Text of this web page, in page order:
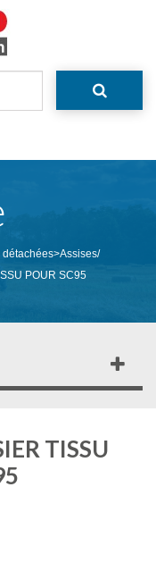
détachées>Assises/
POUR SC95
TISSU